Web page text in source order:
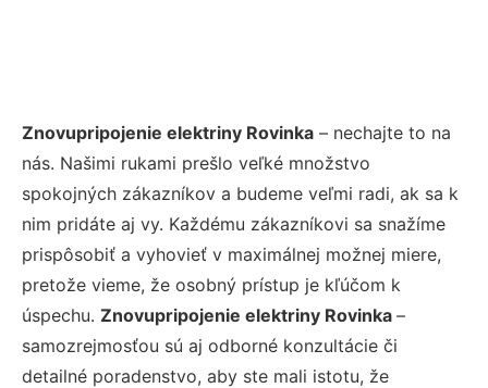
Znovupripojenie elektriny Rovinka – nechajte to na
nás. Našimi rukami prešlo veľké množstvo
spokojných zákazníkov a budeme veľmi radi, ak sa k
nim pridáte aj vy. Každému zákazníkovi sa snažíme
prispôsobiť a vyhovieť v maximálnej možnej miere,
pretože vieme, že osobný prístup je kľúčom k
úspechu. Znovupripojenie elektriny Rovinka –
samozrejmosťou sú aj odborné konzultácie či
detailné poradenstvo, aby ste mali istotu, že